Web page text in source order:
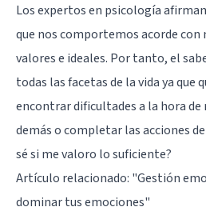
Los expertos en psicología
que nos comportemos acorde
valores e ideales. Por tanto, el
todas las facetas de la vida ya que
encontrar dificultades a la hora de
demás o completar las acciones
sé si me valoro lo suficiente?
Artículo relacionado: "Gestión
dominar tus emociones"